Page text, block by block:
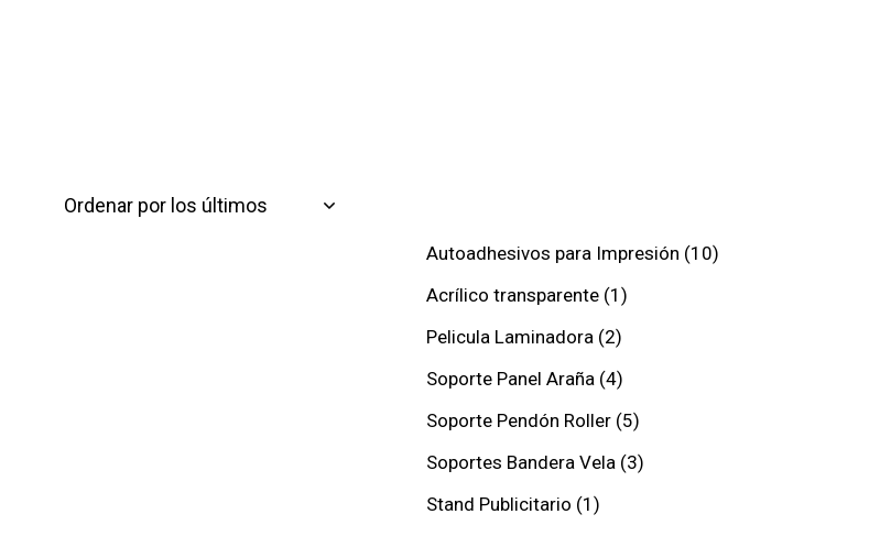
Autoadhesivos para Impresión 10
Acrílico transparente 1
Pelicula Laminadora 2
Soporte Panel Araña 4
Soporte Pendón Roller 5
Soportes Bandera Vela 3
Stand Publicitario 1